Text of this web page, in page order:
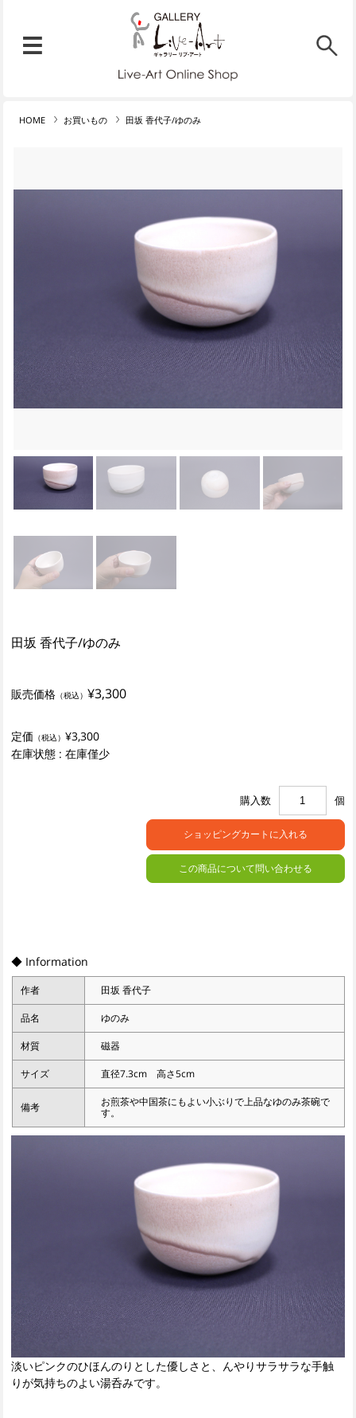
HOME お買いもの 田坂 香代子/ゆのみ
田坂 香代子/ゆのみ
販売価格 （税込） ¥3,300
定価 （税込） ¥3,300
在庫状態 : 在庫僅少
購入数 個
この商品について問い合わせる
◆ Information
作者 田坂 香代子
品名 ゆのみ
材質 磁器
サイズ 直径7.3cm 高さ5cm
備考
お煎茶や中国茶にもよい小ぶりで上品なゆのみ茶碗で
す。
淡いピンクのひほんのりとした優しさと、んやりサラサラな手触
りが気持ちのよい湯呑みです。